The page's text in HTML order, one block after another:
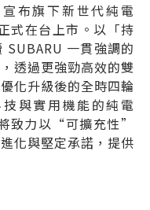
布旗下新世代純電
式在台上市。以「持
一貫強調的
透過更強勁高效的雙
化升級後的全時四輪
與實用機能的純電
致力以“可擴充性”
化與堅定承諾，提供